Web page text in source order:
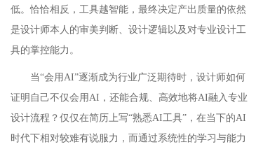
低。恰恰相反，工具越智能，最终决定产出质量的依然
是设计师本人的审美判断、设计逻辑以及对专业设计工
具的掌控能力。
当“会用AI”逐渐成为行业广泛期待时，设计师如何
证明自己不仅会用AI，还能合规、高效地将AI融入专业
设计流程？仅仅在简历上写“熟悉AI工具”，在当下的AI
时代下相对较难有说服力，而通过系统性的学习与能力